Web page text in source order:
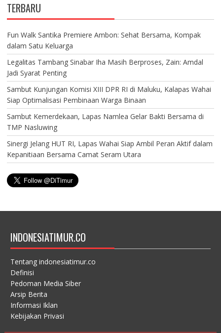
TERBARU
Fun Walk Santika Premiere Ambon: Sehat Bersama, Kompak
dalam Satu Keluarga
Legalitas Tambang Sinabar Iha Masih Berproses, Zain: Amdal
Jadi Syarat Penting
Sambut Kunjungan Komisi XIII DPR RI di Maluku, Kalapas Wahai
Siap Optimalisasi Pembinaan Warga Binaan
Sambut Kemerdekaan, Lapas Namlea Gelar Bakti Bersama di
TMP Nasluwing
Sinergi Jelang HUT RI, Lapas Wahai Siap Ambil Peran Aktif dalam
Kepanitiaan Bersama Camat Seram Utara
INDONESIATIMUR.CO
Tentang indonesiatimur.co
Definisi
Pedoman Media Siber
Arsip Berita
Informasi Iklan
Kebijakan Privasi